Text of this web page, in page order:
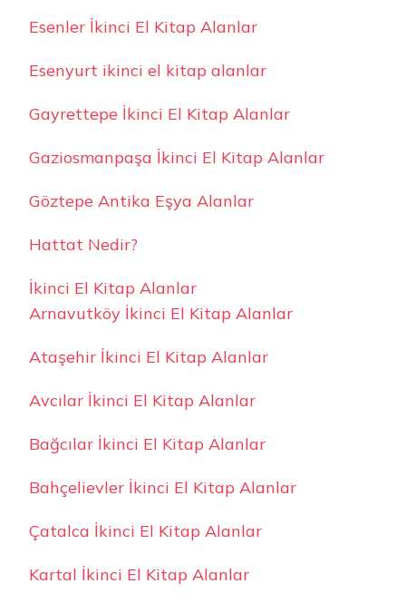
Esenler İkinci El Kitap Alanlar
Esenyurt ikinci el kitap alanlar
Gayrettepe İkinci El Kitap Alanlar
Gaziosmanpaşa İkinci El Kitap Alanlar
Göztepe Antika Eşya Alanlar
Hattat Nedir?
İkinci El Kitap Alanlar
Arnavutköy İkinci El Kitap Alanlar
Ataşehir İkinci El Kitap Alanlar
Avcılar İkinci El Kitap Alanlar
Bağcılar İkinci El Kitap Alanlar
Bahçelievler İkinci El Kitap Alanlar
Çatalca İkinci El Kitap Alanlar
Kartal İkinci El Kitap Alanlar